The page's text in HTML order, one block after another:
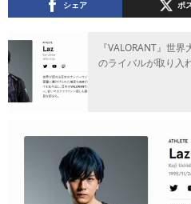
シェア ポ
『VALORANT』世
のライバルが取り入